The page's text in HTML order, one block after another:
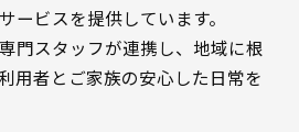
ービスを提供しています。
門スタッフが連携し、地域に根
用者とご家族の安心した日常を